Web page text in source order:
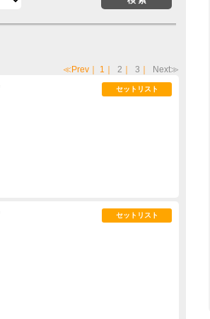
≪Prev ｜ 1 ｜ 2 ｜ 3 ｜ Next≫
セットリスト
セットリスト